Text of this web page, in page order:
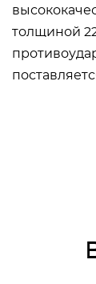
толщиной